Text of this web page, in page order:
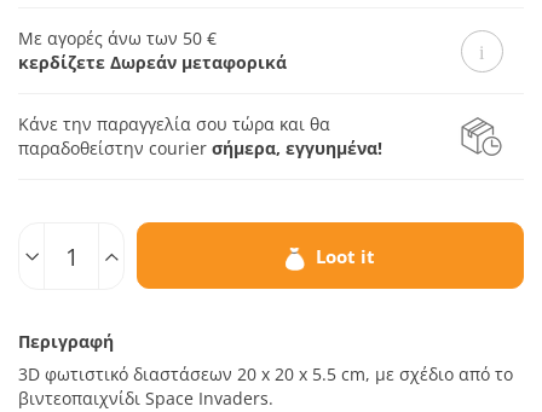
Με αγορές άνω των 50 €
κερδίζετε Δωρεάν μεταφορικά
Κάνε την παραγγελία σου τώρα και θα
παραδοθείστην courier σήμερα, εγγυημένα!
Loot it
Περιγραφή
3D φωτιστικό διαστάσεων 20 x 20 x 5.5 cm, με σχέδιο από το
βιντεοπαιχνίδι Space Invaders.